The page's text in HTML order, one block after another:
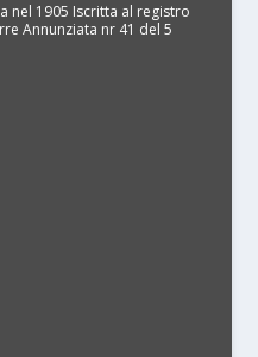
nel 1905 Iscritta al registro
Annunziata nr 41 del 5